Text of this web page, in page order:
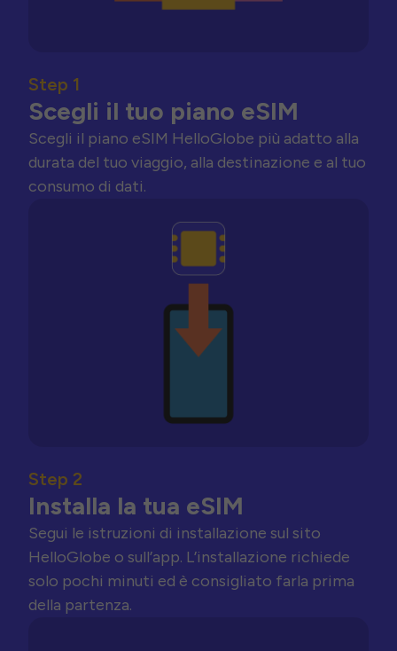
Step 1
Scegli il tuo piano eSIM
Scegli il piano eSIM HelloGlobe più adatto alla
durata del tuo viaggio, alla destinazione e al tuo
consumo di dati.
Step 2
Installa la tua eSIM
Segui le istruzioni di installazione sul sito
HelloGlobe o sull’app. L’installazione richiede
solo pochi minuti ed è consigliato farla prima
della partenza.